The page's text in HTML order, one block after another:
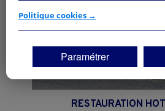
RESTAURATION
Si vous continuez sans accepter, les
vos centres d'intérêt. Seuls les
déposés et lus sur votre terminal.
Vous pouvez exprimer vos choix en
"Continuer sans accepter" ou
moment en cliquant sur le lien
Politique cookies →
Paramétrer